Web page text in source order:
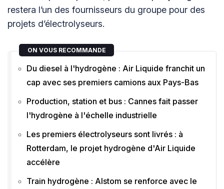
restera l’un des fournisseurs du groupe pour des
projets d’électrolyseurs.
ON VOUS RECOMMANDE
Du diesel à l'hydrogène : Air Liquide franchit un
cap avec ses premiers camions aux Pays-Bas
Production, station et bus : Cannes fait passer
l'hydrogène à l'échelle industrielle
Les premiers électrolyseurs sont livrés : à
Rotterdam, le projet hydrogène d'Air Liquide
accélère
Train hydrogène : Alstom se renforce avec le